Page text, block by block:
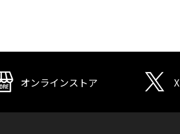
オンラインストア X